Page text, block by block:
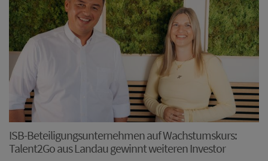
ISB-Beteiligungsunternehmen auf Wachstumskurs:
Talent2Go aus Landau gewinnt weiteren Investor